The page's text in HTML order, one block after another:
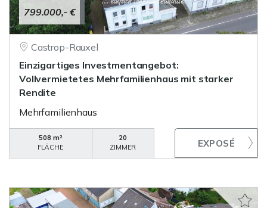
799.000,- €
Castrop-Rauxel
Einzigartiges Investmentangebot:
Vollvermietetes Mehrfamilienhaus mit starker
Rendite
Mehrfamilienhaus
508 m²
FLÄCHE
20
ZIMMER